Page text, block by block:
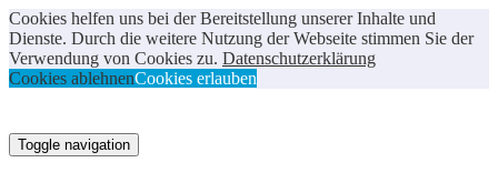
Cookies helfen uns bei der Bereitstellung unserer Inhalte und
Dienste. Durch die weitere Nutzung der Webseite stimmen Sie der
Verwendung von Cookies zu. Datenschutzerklärung
Cookies ablehnenCookies erlauben
Toggle navigation